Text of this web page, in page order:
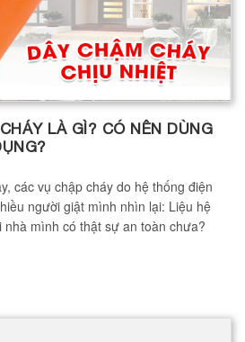
LÀ GÌ? CÓ NÊN DÙNG
các vụ chập cháy do hệ thống điện
người giật mình nhìn lại: Liệu hệ
mình có thật sự an toàn chưa?